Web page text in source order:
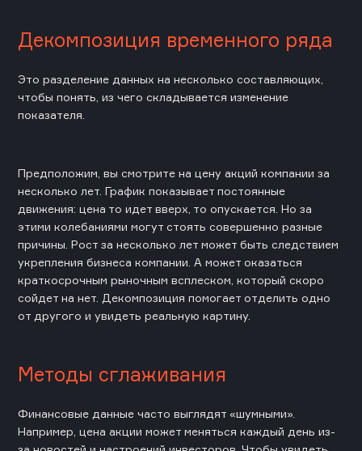
Декомпозиция временного ряда
Это разделение данных на несколько составляющих,
чтобы понять, из чего складывается изменение
показателя.
Предположим, вы смотрите на цену акций компании за
несколько лет. График показывает постоянные
движения: цена то идет вверх, то опускается. Но за
этими колебаниями могут стоять совершенно разные
причины. Рост за несколько лет может быть следствием
укрепления бизнеса компании. А может оказаться
краткосрочным рыночным всплеском, который скоро
сойдет на нет. Декомпозиция помогает отделить одно
от другого и увидеть реальную картину.
Методы сглаживания
Финансовые данные часто выглядят «шумными».
Например, цена акции может меняться каждый день из-